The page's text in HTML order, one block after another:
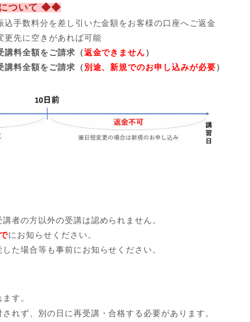
ついて ◆◆
数料分を差し引いた金額をお客様の口座へご返金
先に空きがあれば可能
講料全額をご請求（返金できません）
講料全額をご請求（別途、新規でのお申し込みが必要）
者の方以外の受講は認められません。
にお知らせください。
した場合等も事前にお知らせください。
す。
れず、別の日に再受講・合格する必要があります。